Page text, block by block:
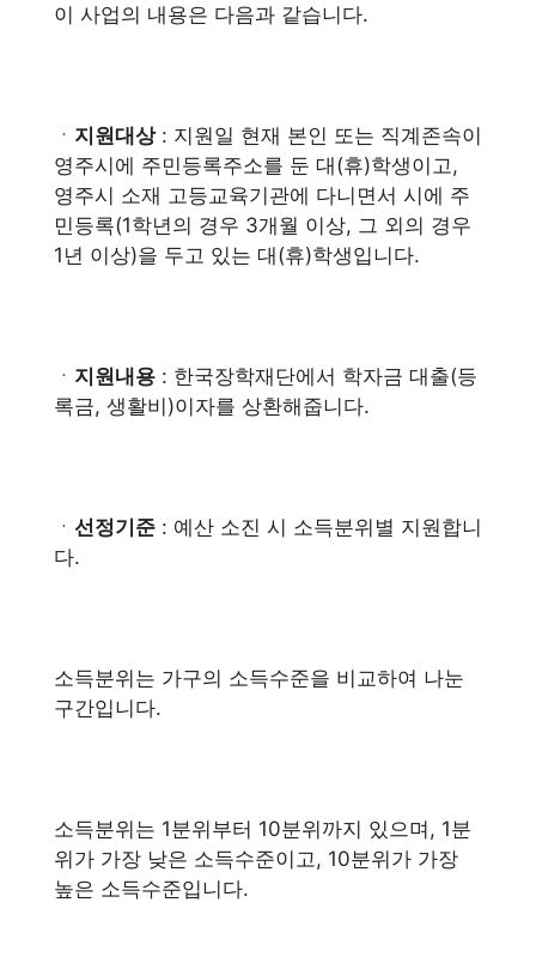
이 사업의 내용은 다음과 같습니다.
ㆍ 지원대상: 지원일 현재 본인 또는 직계존속이
영주시에 주민등록주소를 둔 대(휴)학생이고,
영주시 소재 고등교육기관에 다니면서 시에 주
민등록(1학년의 경우 3개월 이상, 그 외의 경우
1년 이상)을 두고 있는 대(휴)학생입니다.
ㆍ 지원내용 : 한국장학재단에서 학자금 대출(등
록금, 생활비)이자를 상환해줍니다.
ㆍ 선정기준 : 예산 소진 시 소득분위별 지원합니
다.
소득분위는 가구의 소득수준을 비교하여 나눈
구간입니다.
소득분위는 1분위부터 10분위까지 있으며, 1분
위가 가장 낮은 소득수준이고, 10분위가 가장
높은 소득수준입니다.